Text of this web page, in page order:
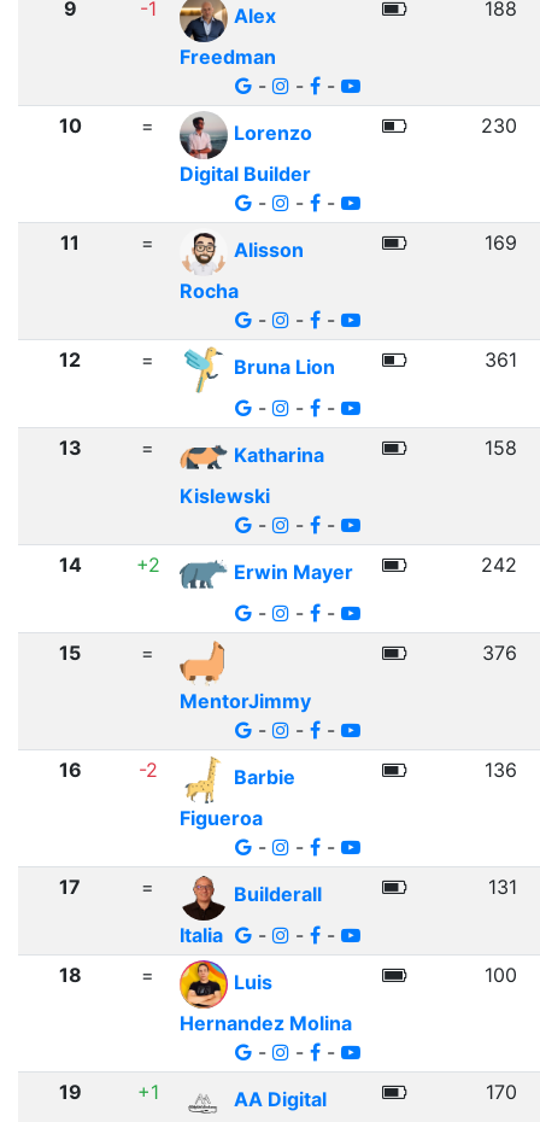
9 -1
Alex
Freedman
-
- -
188
10 =
Lorenzo
Digital Builder
-
- -
230
11 =
Alisson
Rocha
-
- -
169
12 =
Bruna Lion
-
- -
361
13 =
Katharina
Kislewski
-
- -
158
14 +2
Erwin Mayer
-
- -
242
15
=
MentorJimmy
-
- -
376
16 -2
Barbie
Figueroa
-
- -
136
17 =
Builderall
Italia
- - -
131
18 =
Luis
Hernandez Molina
-
- -
100
19 +1
AA Digital
170